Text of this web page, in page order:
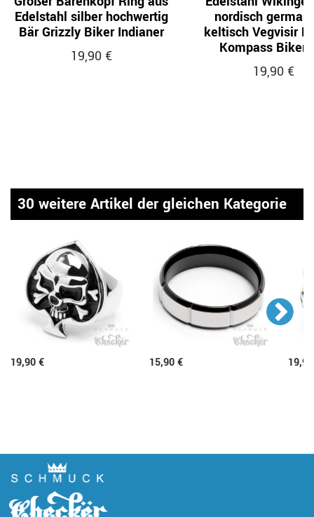
Edelstahl silber hochwertig
Bär Grizzly Biker Indianer
19,90 €
nordisch
keltisch Vegvisir
Kompass
19,90 €
30 weitere Artikel der gleichen Kategorie
19,90 € 15,90 €